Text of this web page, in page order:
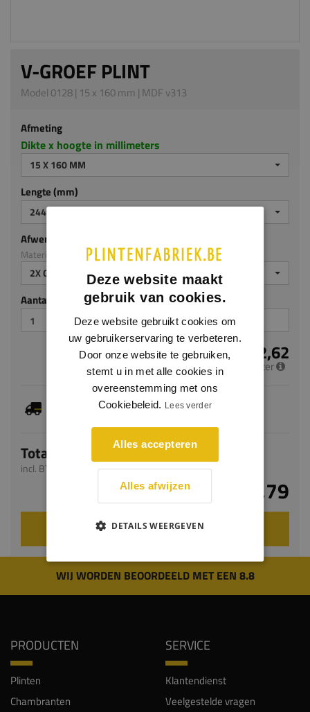
V-GROEF PLINT
Model 0128 | 15 x 160 mm | MDF v313
Afmeting
Dikte x hoogte in millimeters
15 X 160 MM
Lengte (mm)
2440 MM
Afwerking
Materiaal: MDF v313
2X GEGROND
Aantal stuks
€ 12,62
per meter
Je hebt gekozen voor maatwerk, de verwachte
Totaal
incl. BTW
€ 30,79
VOEG TOE AAN WINKELWAGEN
WIJ WORDEN BEOORDEELD MET EEN 8.8
PRODUCTEN
Plinten
Chambranten
SERVICE
Klantendienst
Veelgestelde vragen
Deze website maakt
gebruik van cookies.
Deze website gebruikt cookies om
uw gebruikerservaring te verbeteren.
Door onze website te gebruiken,
stemt u in met alle cookies in
overeenstemming met ons
Cookiebeleid. Lees verder
Alles accepteren
Alles afwijzen
DETAILS WEERGEVEN